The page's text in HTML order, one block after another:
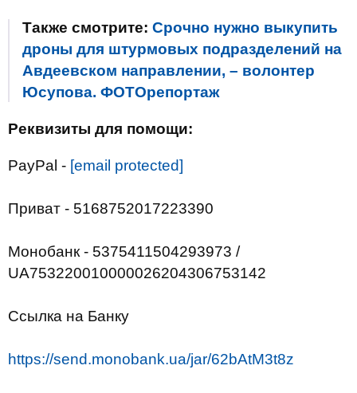
Также смотрите: Срочно нужно выкупить
дроны для штурмовых подразделений на
Авдеевском направлении, – волонтер
Юсупова. ФОТОрепортаж
Реквизиты для помощи:
PayPal - [email protected]
Приват - 5168752017223390
Монобанк - 5375411504293973 /
UA753220010000026204306753142
Ссылка на Банку
https://send.monobank.ua/jar/62bAtM3t8z